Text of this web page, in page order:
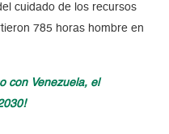
cuidado de los recursos
785 horas hombre en
con Venezuela, el